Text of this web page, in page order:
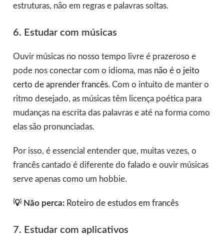
estruturas, não em regras e palavras soltas.
6. Estudar com músicas
Ouvir músicas no nosso tempo livre é prazeroso e
pode nos conectar com o idioma, mas não é o jeito
certo de aprender francês. Com o intuito de manter o
ritmo desejado, as músicas têm licença poética para
mudanças na escrita das palavras e até na forma como
elas são pronunciadas.
Por isso, é essencial entender que, muitas vezes, o
francês cantado é diferente do falado e ouvir músicas
serve apenas como um hobbie.
💡 Não perca: Roteiro de estudos em francês
7. Estudar com aplicativos